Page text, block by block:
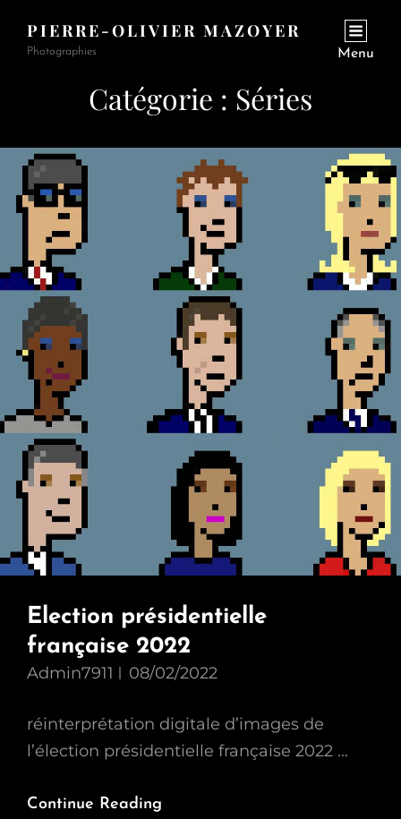
PIERRE-OLIVIER MAZOYER
Photographies Menu
Catégorie : Séries
Election présidentielle
française 2022
Admin7911 08/02/2022
réinterprétation digitale d’images de
l’élection présidentielle française 2022 …
Continue Reading